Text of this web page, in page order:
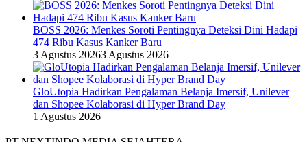
BOSS 2026: Menkes Soroti Pentingnya Deteksi Dini Hadapi
474 Ribu Kasus Kanker Baru
3 Agustus 20263 Agustus 2026
GloUtopia Hadirkan Pengalaman Belanja Imersif, Unilever
dan Shopee Kolaborasi di Hyper Brand Day
1 Agustus 2026